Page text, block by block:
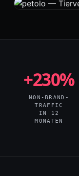
+230%
NON-BRAND-
TRAFFIC
IN 12
MONATEN